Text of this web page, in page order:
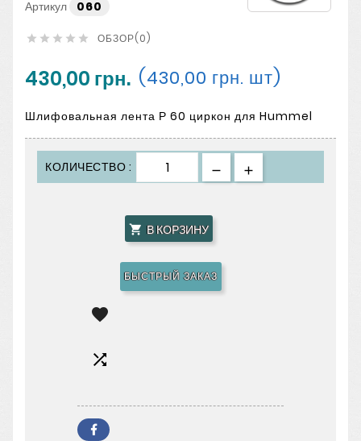
Артикул 060
     ОБЗОР(0)
430,00 грн. (430,00 грн. шт)
Шлифовальная лента Р 60 циркон для Hummel
КОЛИЧЕСТВО :
 В КОРЗИНУ
БЫСТРЫЙ ЗАКАЗ

